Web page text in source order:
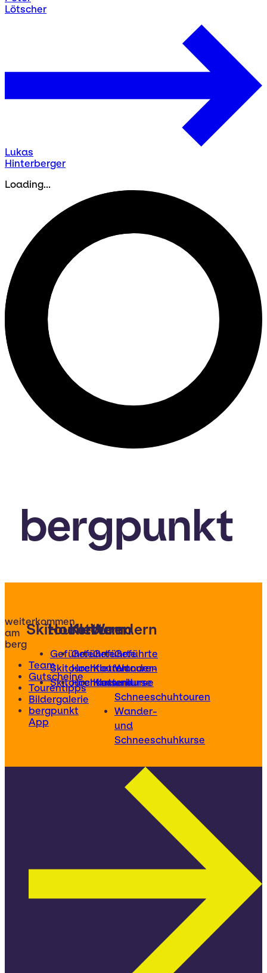
Lötscher
Lukas
Hinterberger
Loading...
bergpunkt
weiterkommen
am
berg
Team
Gutscheine
Tourentipps
Bildergalerie
bergpunkt
App
Skitouren
Geführte
Skitouren
Skitourenkurse
Hochtouren
Geführte
Hochtouren
Hochtourenkurse
Klettern
Geführte
Klettertouren
Kletterkurse
Wandern
Geführte
Wander-
und
Schneeschuhtouren
Wander-
und
Schneeschuhkurse